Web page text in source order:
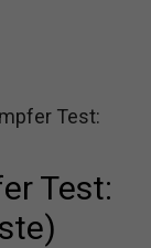
Test:
Test: